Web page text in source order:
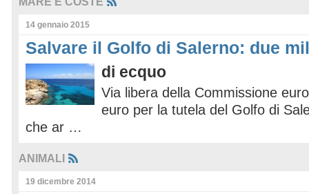
14 gennaio 2015
Salvare il Golfo di Salerno: due
di ecquo
Via libera della Commissione
euro per la tutela del Golfo di
che ar …
ANIMALI
19 dicembre 2014